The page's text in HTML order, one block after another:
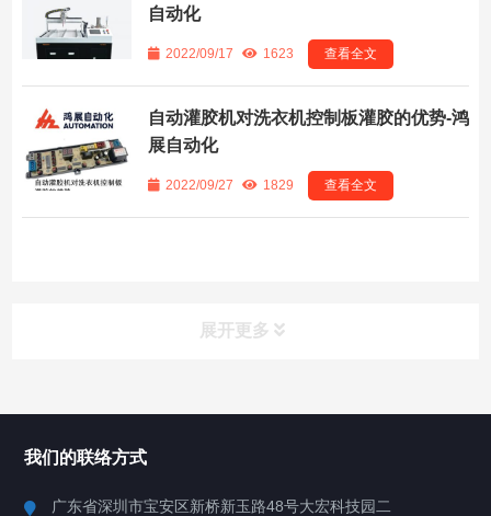
自动化
2022/09/17 1623 查看全文
自动灌胶机对洗衣机控制板灌胶的优势-鸿
展自动化
2022/09/27 1829 查看全文
展开更多
我们的联络方式
广东省深圳市宝安区新桥新玉路48号大宏科技园二